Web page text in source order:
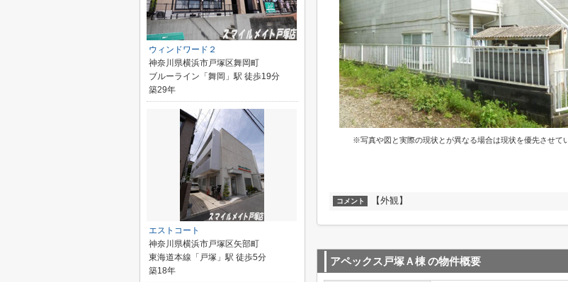
※写真や図と実際の現状とが異なる場合は現状を優先させて
コメント 【外観】
アペックス戸塚Ａ棟の物件概要
ウィンドワード２
神奈川県横浜市戸塚区舞岡町
ブルーライン「舞岡」駅 徒歩19分
築29年
エストコート
神奈川県横浜市戸塚区矢部町
東海道本線「戸塚」駅 徒歩5分
築18年